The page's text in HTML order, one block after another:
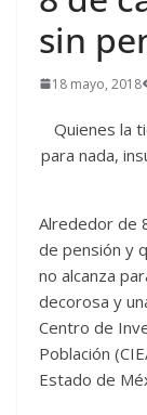
sin
18 mayo, 2018
Quienes la
para nada,
Alrededor de
de pensión y
no alcanza
decorosa y
Centro de
Población
Estado de